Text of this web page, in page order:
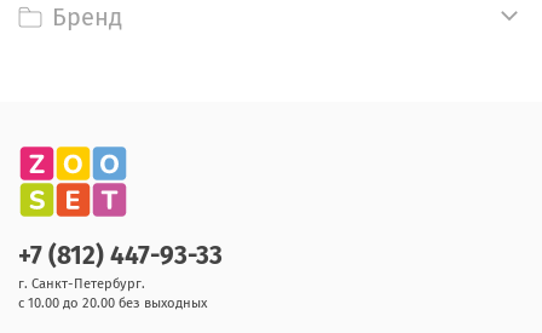
Бренд
+7 (812) 447-93-33
г. Санкт-Петербург.
с 10.00 до 20.00 без выходных